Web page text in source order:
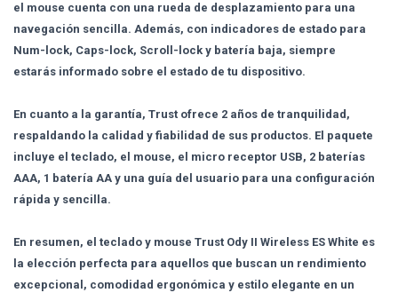
el mouse cuenta con una rueda de desplazamiento para una
navegación sencilla. Además, con indicadores de estado para
Num-lock, Caps-lock, Scroll-lock y batería baja, siempre
estarás informado sobre el estado de tu dispositivo.
En cuanto a la garantía, Trust ofrece 2 años de tranquilidad,
respaldando la calidad y fiabilidad de sus productos. El paquete
incluye el teclado, el mouse, el micro receptor USB, 2 baterías
AAA, 1 batería AA y una guía del usuario para una configuración
rápida y sencilla.
En resumen, el teclado y mouse Trust Ody II Wireless ES White es
la elección perfecta para aquellos que buscan un rendimiento
excepcional, comodidad ergonómica y estilo elegante en un